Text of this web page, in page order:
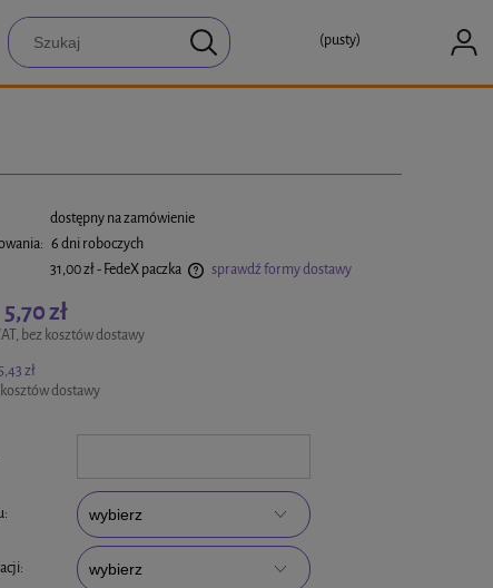
(pusty)
dostępny na zamówienie
6 dni roboczych
31,00 zł- FedeX paczka
ewentualnych kosztów płatności
sprawdź formy dostawy
5,70 zł
bez kosztów dostawy
5,43 zł
dostawy